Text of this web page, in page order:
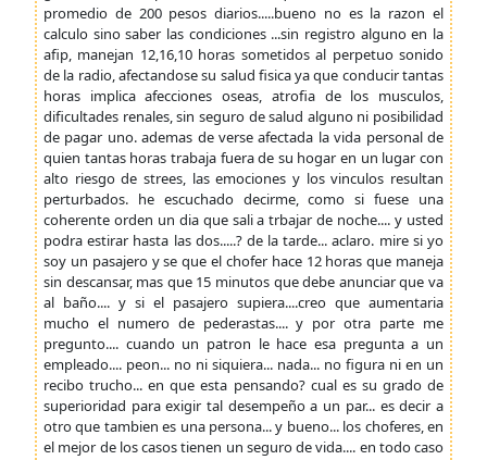
promedio de 200 pesos diarios.....bueno no es la razon el
calculo sino saber las condiciones ...sin registro alguno en la
afip, manejan 12,16,10 horas sometidos al perpetuo sonido
de la radio, afectandose su salud fisica ya que conducir tantas
horas implica afecciones oseas, atrofia de los musculos,
dificultades renales, sin seguro de salud alguno ni posibilidad
de pagar uno. ademas de verse afectada la vida personal de
quien tantas horas trabaja fuera de su hogar en un lugar con
alto riesgo de strees, las emociones y los vinculos resultan
perturbados. he escuchado decirme, como si fuese una
coherente orden un dia que sali a trbajar de noche.... y usted
podra estirar hasta las dos.....? de la tarde... aclaro. mire si yo
soy un pasajero y se que el chofer hace 12 horas que maneja
sin descansar, mas que 15 minutos que debe anunciar que va
al baño.... y si el pasajero supiera....creo que aumentaria
mucho el numero de pederastas.... y por otra parte me
pregunto.... cuando un patron le hace esa pregunta a un
empleado.... peon... no ni siquiera... nada... no figura ni en un
recibo trucho... en que esta pensando? cual es su grado de
superioridad para exigir tal desempeño a un par... es decir a
otro que tambien es una persona... y bueno... los choferes, en
el mejor de los casos tienen un seguro de vida.... en todo caso